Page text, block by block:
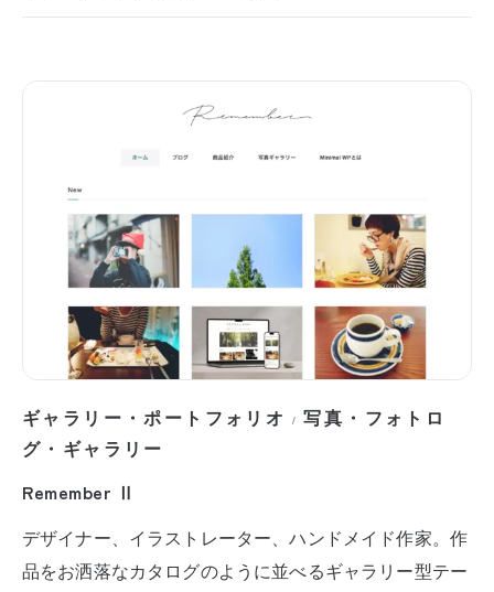
ギャラリー・ポートフォリオ /写真・フォトロ
グ・ギャラリー
Remember Ⅱ
デザイナー、イラストレーター、ハンドメイド作家。作
品をお洒落なカタログのように並べるギャラリー型テー